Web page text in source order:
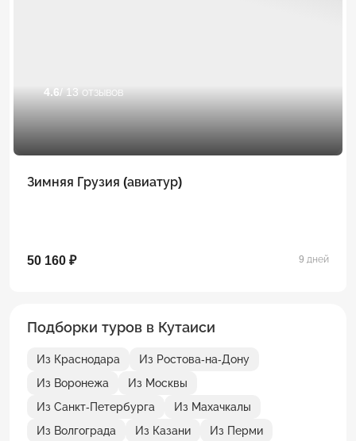
4.6/ 13 отзывов
Зимняя Грузия (авиатур)
50 160 ₽ 9 дней
Подборки туров в Кутаиси
Из Краснодара
Из Ростова-на-Дону
Из Воронежа
Из Москвы
Из Санкт-Петербурга
Из Махачкалы
Из Волгограда
Из Казани Из Перми